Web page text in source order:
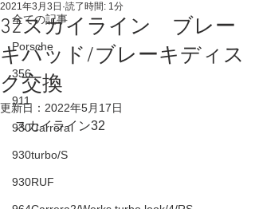
全ての記事
Porsche
356
911
930Carrera
930turbo/S
930RUF
32スカイライン ブレー
キパッド/ブレーキディス
ク交換
2021年3月3日 読了時間: 1分
更新日： 2022年5月17日
スカイライン32